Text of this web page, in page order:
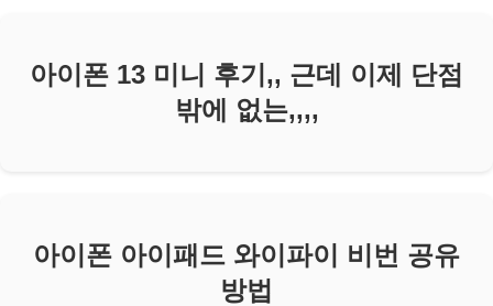
아이폰 13 미니 후기,, 근데 이제 단점
밖에 없는,,,,
아이폰 아이패드 와이파이 비번 공유
방법